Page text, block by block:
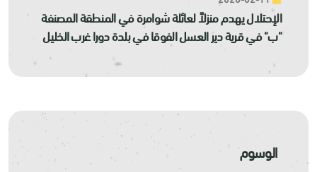
الإحتلال يهدم منزلاً لعائلة شوامرة في المنطقة المصنفة
"ب" في قرية دير العسل الفوقا في بلدة دورا غرب الخليل
الوسوم